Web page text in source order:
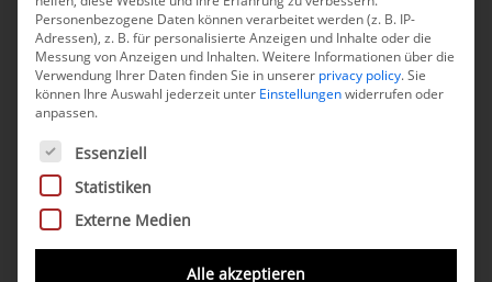
und Nutzen: DiGA aus
Patientensicht positiv
bewertet
In einemArtikel zu DiGA
Apotheken Umschau zwarbekannte
wie Kosten und
Personenbezogene Daten können verarbeitet werden (z. B. IP-
Adressen), z. B. für personalisierte Anzeigen und Inhalte oder die
Messung von Anzeigen und Inhalten.Weitere Informationen über die
Verwendung Ihrer Daten finden Sie in unserer privacy policy.Sie
können Ihre Auswahl jederzeit unter Einstellungenwiderrufen oder
anpassen.
Es folgt eine Liste der Service-Gruppen, für die eine
Essenziell
Statistiken
Externe Medien
Alle akzeptieren